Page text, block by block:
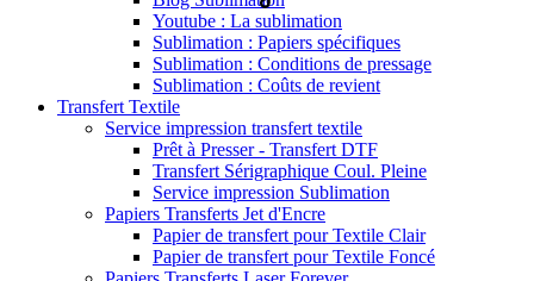
Youtube : La sublimation
Sublimation : Papiers spécifiques
Sublimation : Conditions de pressage
Sublimation : Coûts de revient
Transfert Textile
Service impression transfert textile
Prêt à Presser - Transfert DTF
Transfert Sérigraphique Coul. Pleine
Service impression Sublimation
Papiers Transferts Jet d'Encre
Papier de transfert pour Textile Clair
Papier de transfert pour Textile Foncé